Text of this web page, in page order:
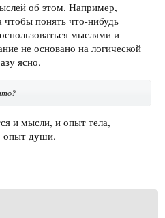
об этом. Например,
понять что-нибудь
мыслями и
не основано на логической
ясно.
и мысли, и опыт тела,
опыт души.